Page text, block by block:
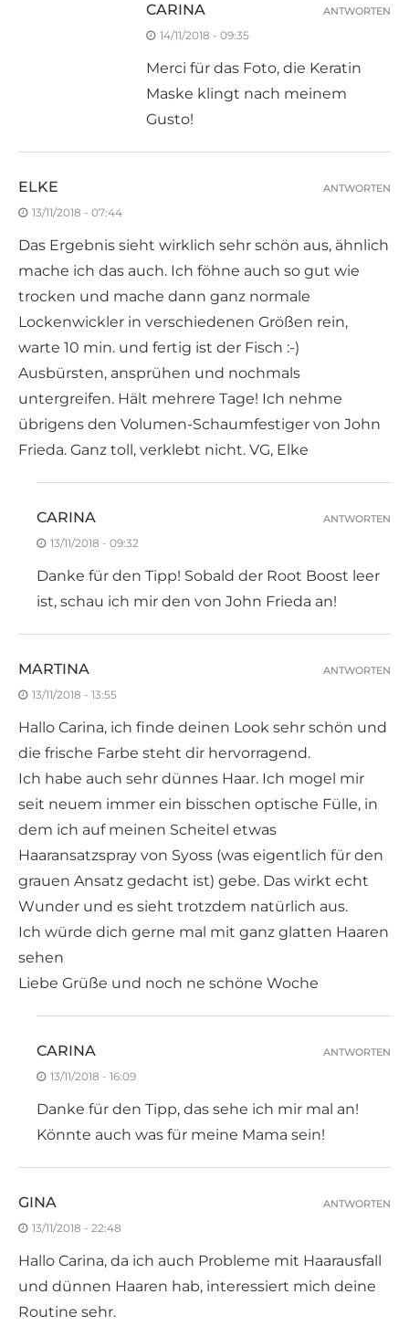
CARINA
14/11/2018 - 09:35
Merci für das Foto, die Keratin
Maske klingt nach meinem
Gusto!
ANTWORTEN
ELKE
13/11/2018 - 07:44
Das Ergebnis sieht wirklich sehr schön aus, ähnlich
mache ich das auch. Ich föhne auch so gut wie
trocken und mache dann ganz normale
Lockenwickler in verschiedenen Größen rein,
warte 10 min. und fertig ist der Fisch :-)
Ausbürsten, ansprühen und nochmals
untergreifen. Hält mehrere Tage! Ich nehme
übrigens den Volumen-Schaumfestiger von John
Frieda. Ganz toll, verklebt nicht. VG, Elke
ANTWORTEN
CARINA
13/11/2018 - 09:32
Danke für den Tipp! Sobald der Root Boost leer
ist, schau ich mir den von John Frieda an!
ANTWORTEN
MARTINA
13/11/2018 - 13:55
Hallo Carina, ich finde deinen Look sehr schön und
die frische Farbe steht dir hervorragend.
Ich habe auch sehr dünnes Haar. Ich mogel mir
seit neuem immer ein bisschen optische Fülle, in
dem ich auf meinen Scheitel etwas
Haaransatzspray von Syoss (was eigentlich für den
grauen Ansatz gedacht ist) gebe. Das wirkt echt
Wunder und es sieht trotzdem natürlich aus.
Ich würde dich gerne mal mit ganz glatten Haaren
sehen
Liebe Grüße und noch ne schöne Woche
ANTWORTEN
CARINA
13/11/2018 - 16:09
Danke für den Tipp, das sehe ich mir mal an!
Könnte auch was für meine Mama sein!
ANTWORTEN
GINA
13/11/2018 - 22:48
Hallo Carina, da ich auch Probleme mit Haarausfall
und dünnen Haaren hab, interessiert mich deine
Routine sehr.
ANTWORTEN